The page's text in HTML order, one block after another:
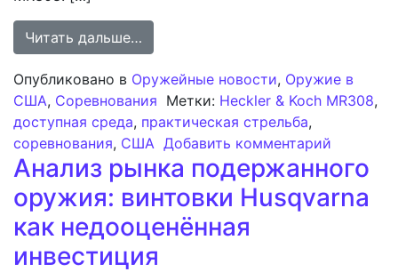
Читать дальше…
Опубликовано в Оружейные новости, Оружие в
США, Соревнования Метки: Heckler & Koch MR308,
доступная среда, практическая стрельба,
соревнования, США Добавить комментарий
Анализ рынка подержанного
оружия: винтовки Husqvarna
как недооценённая
инвестиция